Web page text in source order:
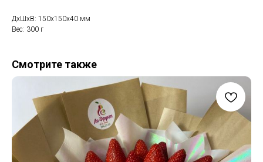
ДxШxВ: 150x150x40 мм
Вес: 300 г
Смотрите также